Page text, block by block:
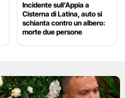
Incidente sull’Appia a
Cisterna di Latina, auto si
schianta contro un albero:
morte due persone